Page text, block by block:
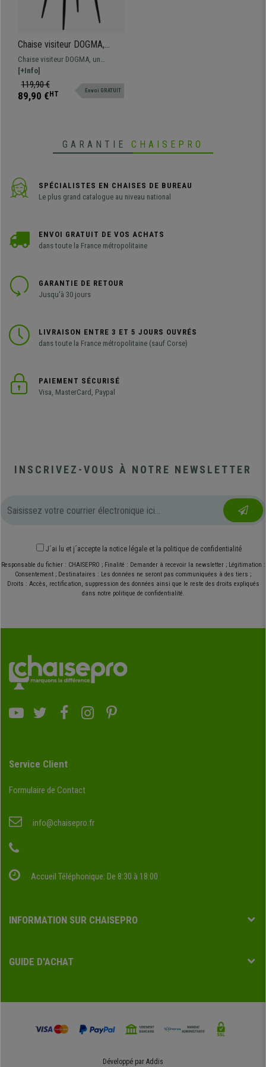
Chaise visiteur DOGMA,
Design Elégant, Piétement
métallique, en Tissu, Marron
Chaise visiteur DOGMA, un
modèle au design exclusif,
parfaite si vous recherchez une
chaise élégante.
[+Info]
119,90 €
89,90 € HT Envoi GRATUIT
GARANTIE CHAISEPRO
SPÉCIALISTES EN CHAISES DE BUREAU
Le plus grand catalogue au niveau national
ENVOI GRATUIT DE VOS ACHATS
dans toute la France métropolitaine
GARANTIE DE RETOUR
Jusqu'à 30 jours
LIVRAISON ENTRE 3 ET 5 JOURS OUVRÉS
dans toute la France métropolitaine (sauf Corse)
PAIEMENT SÉCURISÉ
Visa, MasterCard, Paypal
INSCRIVEZ-VOUS À NOTRE NEWSLETTER
J´ai lu et j´accepte la notice légale et la politique de confidentialité
Responsable du fichier : CHAISEPRO ; Finalité : Demander à recevoir la newsletter ; Légitimation :
Consentement ; Destinataires : Les données ne seront pas communiquées à des tiers ;
Droits : Accès, rectification, suppression des données ainsi que le reste des droits expliqués
dans notre politique de confidentialité.
Service Client
Formulaire de Contact
info@chaisepro.fr
Accueil Téléphonique: De 8:30 à 18:00
INFORMATION SUR CHAISEPRO
GUIDE D'ACHAT
Développé par Addis